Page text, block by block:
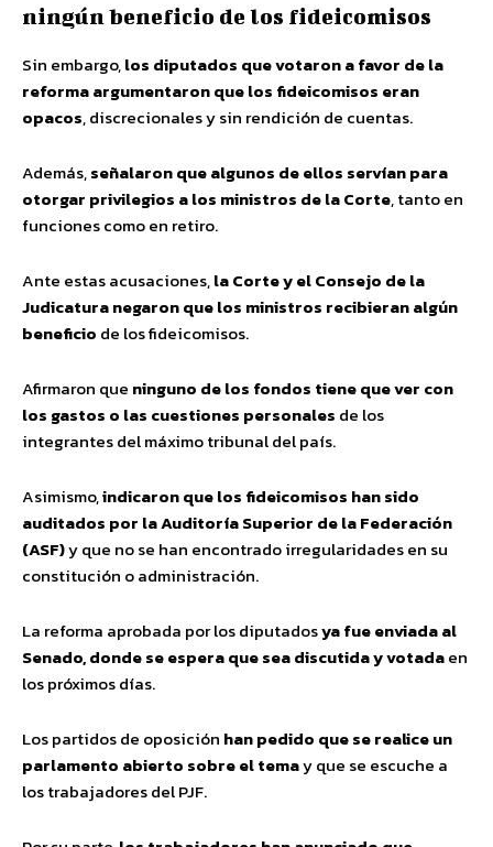
ningún beneficio de los fideicomisos
Sin embargo,los diputados que votaron a favor de la
reforma argumentaron que los fideicomisos eran
opacos, discrecionales y sin rendición de cuentas.
Además,señalaron que algunos de ellos servían para
otorgar privilegios a los ministros de la Corte, tanto en
funciones como en retiro.
Ante estas acusaciones,la Corte y el Consejo de la
Judicatura negaron que los ministros recibieran algún
beneficio de los fideicomisos.
Afirmaron que ninguno de los fondos tiene que ver con
los gastos o las cuestiones personales de los
integrantes del máximo tribunal del país.
Asimismo,indicaron que los fideicomisos han sido
auditados por la Auditoría Superior de la Federación
(ASF)y que no se han encontrado irregularidades en su
constitución o administración.
La reforma aprobada por los diputadosya fue enviada al
Senado, donde se espera que sea discutida y votadaen
los próximos días.
Los partidos de oposición han pedido que se realice un
parlamento abierto sobre el temay que se escuche a
los trabajadores del PJF.